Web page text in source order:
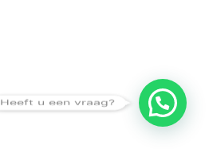
Heeft u een vraag?